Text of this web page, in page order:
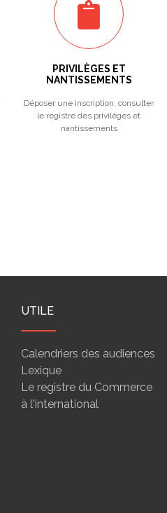
PRIVILÈGES ET
NANTISSEMENTS
Déposer une inscription, consulter
le registre des privilèges et
nantissements
UTILE
Calendriers des audiences
Lexique
Le registre du Commerce
à l'international